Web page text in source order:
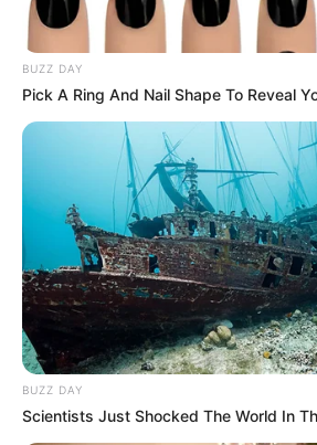
(foto: pixabay/
10. Walaupun dikatakan memiliki
tinggi namun belum ada penelitian
lebih bermanfaat dibanding
BUZZ DAY
Pick A Ring And Nail Shape To Reveal
BUZZ DAY
Scientists Just Shocked The World In